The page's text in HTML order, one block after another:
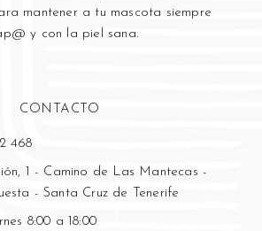
mantener a tu mascota siempre
y con la piel sana.
CONTACTO
468
1 - Camino de Las Mantecas -
- Santa Cruz de Tenerife
8:00 a 18:00